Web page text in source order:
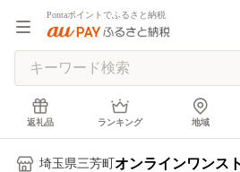
Pontaポイントでふるさと納税
返礼品 ランキング 地域
埼玉県三芳町 オンラインワンス